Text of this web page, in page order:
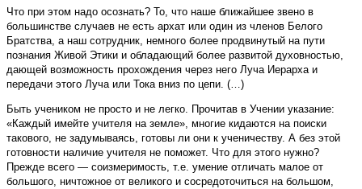
Что при этом надо осознать? То, что наше ближайшее звено в
большинстве случаев не есть архат или один из членов Белого
Братства, а наш сотрудник, немного более продвинутый на пути
познания Живой Этики и обладающий более развитой духовностью,
дающей возможность прохождения через него Луча Иерарха и
передачи этого Луча или Тока вниз по цепи. (…)
Быть учеником не просто и не легко. Прочитав в Учении указание:
«Каждый имейте учителя на земле», многие кидаются на поиски
такового, не задумываясь, готовы ли они к ученичеству. А без этой
готовности наличие учителя не поможет. Что для этого нужно?
Прежде всего — соизмеримость, т.е. умение отличать малое от
большого, ничтожное от великого и сосредоточиться на большом,